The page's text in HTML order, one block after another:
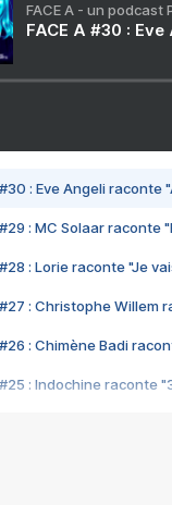
FACE A - un podcast
FACE A #30 :
#30 : Eve Angeli raconte
#29 : MC Solaar raconte
#28 : Lorie raconte "Je
#27 : Christophe Willem
#26 : Chimène Badi
#25 : Indochine raconte